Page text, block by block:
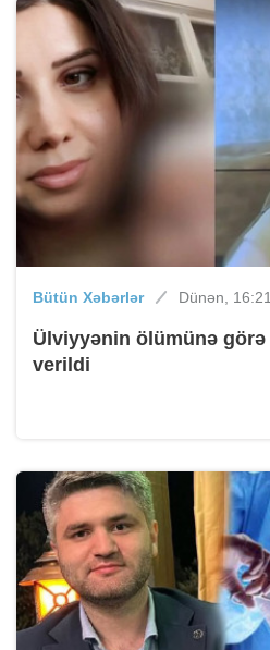
Bütün Xəbərlər Dünən, 16:21
Ülviyyənin ölümünə
verildi